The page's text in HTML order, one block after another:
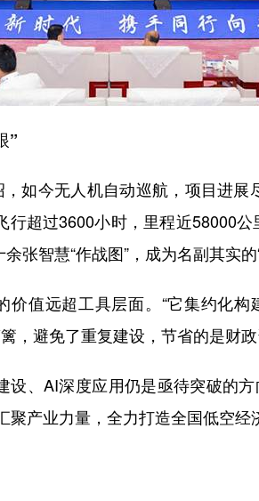
”
，如今无人机自动巡航，项目进展
行超过3600小时，里程近58000公
余张智慧“作战图” ，成为名副其实的
价值远超工具层面。 “它集约化构
，避免了重复建设，节省的是财政
设、 AI深度应用仍是亟待突破的
聚产业力量，全力打造全国低空经